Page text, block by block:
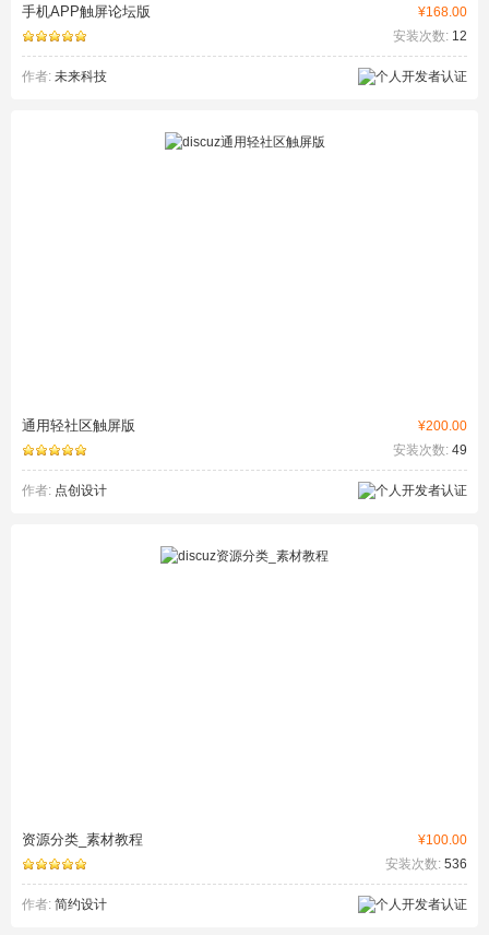
¥168.00
手机APP触屏论坛版
安装次数: 12
作者: 未来科技
¥200.00
通用轻社区触屏版
安装次数: 49
作者: 点创设计
¥100.00
资源分类_素材教程
安装次数: 536
作者: 简约设计